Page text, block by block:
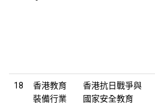
18
香港教育
裝備行業
香港抗日戰爭與
國家安全教育